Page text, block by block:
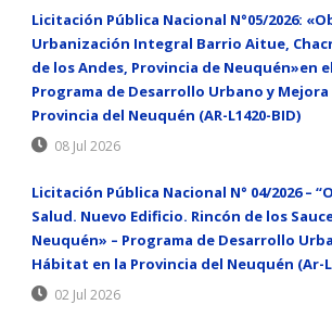
Licitación Pública Nacional N°05/2026:
Urbanización Integral Barrio Aitue,
de los Andes, Provincia de Neuquén»en
Programa de Desarrollo Urbano y
Provincia del Neuquén (AR-L1420-BID)
08 Jul 2026
Licitación Pública Nacional N° 04/2026 –
Salud. Nuevo Edificio. Rincón de los
Neuquén» – Programa de Desarrollo
Hábitat en la Provincia del Neuquén (Ar-
02 Jul 2026